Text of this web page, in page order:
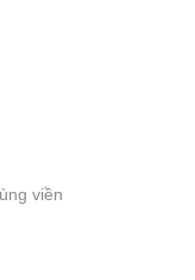
viền